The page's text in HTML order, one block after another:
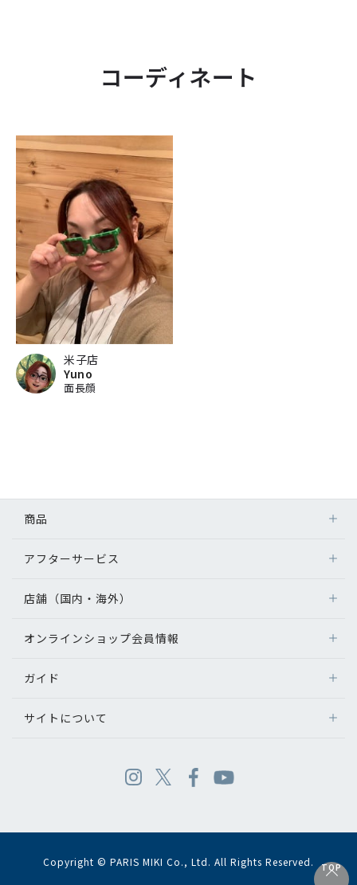
コーディネート
米子店
Yuno
面長顔
TOP
商品
アフターサービス
店舗（国内・海外）
オンラインショップ会員情報
ガイド
サイトについて
Copyright © PARIS MIKI Co., Ltd. All Rights Reserved.